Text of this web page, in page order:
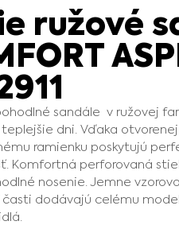
ružové
sandále v ružovej
dni. Vďaka
ramienku poskytujú
Komfortná perforovaná
nosenie. Jemne
dodávajú celému